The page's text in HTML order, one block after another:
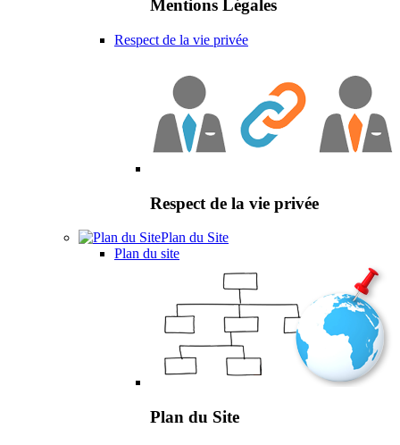
Mentions Légales
Respect de la vie privée
Respect de la vie privée
Plan du Site
Plan du site
Plan du Site